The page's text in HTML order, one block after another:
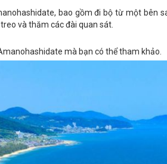
bao gồm đi bộ từ một bên
và thăm các đài quan sát.
mà bạn có thể tham khảo.